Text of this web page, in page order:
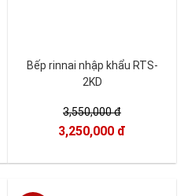
Bếp rinnai nhập khẩu RTS-
2KD
3,550,000 đ
3,250,000 đ